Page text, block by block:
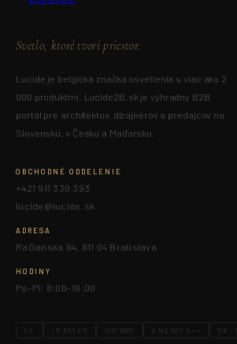
Svetlo, ktoré tvorí priestor.
Lucide je belgická značka osvetlenia s viac ako 2
000 produktmi. Lucide2B.sk je výhradný B2B
portál pre architektov, dizajnérov a predajcov na
Slovensku, v Česku a Maďarsku.
OBCHODNÉ ODDELENIE
+421 911 330 393
lucide@lucide.sk
ADRESA
Račianska 94, 811 04 Bratislava
HODINY
Po–Pi: 8:00–16:00
CE IP RATED ISO 9001 ENERGY A++ SK ·